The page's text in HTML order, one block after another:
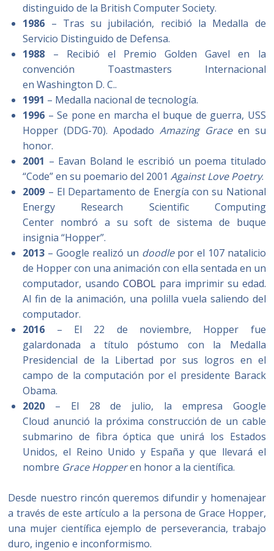
distinguido de la British Computer Society.
1986 – Tras su jubilación, recibió la Medalla de
Servicio Distinguido de Defensa.
1988 – Recibió el Premio Golden Gavel en la
convención Toastmasters Internacional
en Washington D. C..
1991 – Medalla nacional de tecnología.
1996 – Se pone en marcha el buque de guerra, USS
Hopper (DDG-70). Apodado Amazing Graceen su
honor.
2001 – Eavan Boland le escribió un poema titulado
“Code” en su poemario del 2001Against Love Poetry.
2009 – El Departamento de Energía con su National
Energy Research Scientific Computing
Center nombró a su soft de sistema de buque
insignia “Hopper”.​
2013 – Google realizó un doodlepor el 107 natalicio
de Hopper con una animación con ella sentada en un
computador, usandoCOBOL para imprimir su edad.
Al fin de la animación, una polilla vuela saliendo del
computador.​
2016 – El 22 de noviembre, Hopper fue
galardonada a título póstumo con la Medalla
Presidencial de la Libertad por sus logros en el
campo de la computación por el presidente Barack
Obama.
2020 – El 28 de julio, la empresa Google
Cloud anunció la próxima construcción de un cable
submarino de fibra óptica que unirá los Estados
Unidos, el Reino Unido y España y que llevará el
nombre Grace Hopperen honor a la científica.
Desde nuestro rincón queremos difundir y homenajear
a través de este artículo a la persona de Grace Hopper,
una mujer científica ejemplo de perseverancia, trabajo
duro, ingenio e inconformismo.